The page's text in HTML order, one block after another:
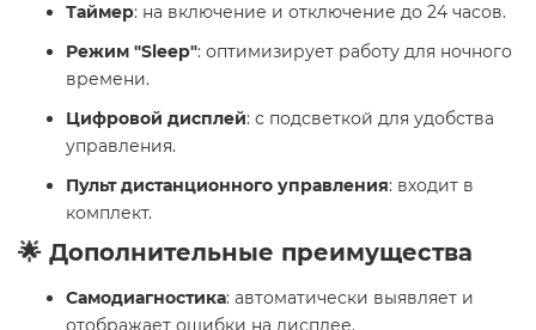
Таймер: на включение и отключение до 24 часов.
Режим "Sleep": оптимизирует работу для ночного
времени.
Цифровой дисплей: с подсветкой для удобства
управления.
Пульт дистанционного управления: входит в
комплект. ​
🌟 Дополнительные преимущества
Самодиагностика: автоматически выявляет и
отображает ошибки на дисплее.